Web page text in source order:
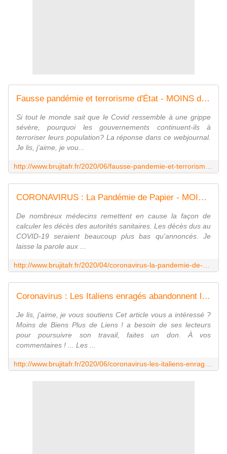
Fausse pandémie et terrorisme d'État - MOINS de BIENS PLUS de LIENS
Si tout le monde sait que le Covid ressemble à une grippe
sévère, pourquoi les gouvernements continuent-ils à
terroriser leurs population? La réponse dans ce webjournal.
Je lis, j'aime, je vou...
CORONAVIRUS : La Pandémie de Papier - MOINS de BIENS PLUS de LIENS
De nombreux médecins remettent en cause la façon de
calculer les décès des autorités sanitaires. Les décès dus au
COVID-19 seraient beaucoup plus bas qu'annoncés. Je
laisse la parole aux ...
Coronavirus : Les Italiens enragés abandonnent leurs masques et dénoncent la pandémie comme une escroquerie - MOINS de BIENS PLUS de LIENS
Je lis, j'aime, je vous soutiens Cet article vous a intéressé ?
Moins de Biens Plus de Liens ! a besoin de ses lecteurs
pour poursuivre son travail, faites un don. À vos
commentaires ! ... Les ...